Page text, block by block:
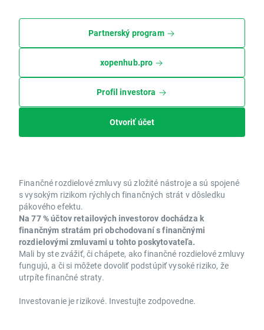
Partnerský program
xopenhub.pro
Profil investora
Otvoriť účet
Finančné rozdielové zmluvy sú zložité nástroje a sú spojené
s vysokým rizikom rýchlych finančných strát v dôsledku
pákového efektu.
Na 77 % účtov retailových investorov dochádza k
finančným stratám pri obchodovaní s finančnými
rozdielovými zmluvami u tohto poskytovateľa.
Mali by ste zvážiť, či chápete, ako finančné rozdielové zmluvy
fungujú, a či si môžete dovoliť podstúpiť vysoké riziko, že
utrpíte finančné straty.
Investovanie je rizikové. Investujte zodpovedne.